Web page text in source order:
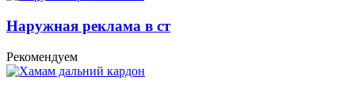
Наружная реклама в ст
Рекомендуем